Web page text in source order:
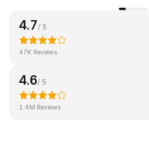
4.7 / 5
47K Reviews
4.6/ 5
1.4M Reviews